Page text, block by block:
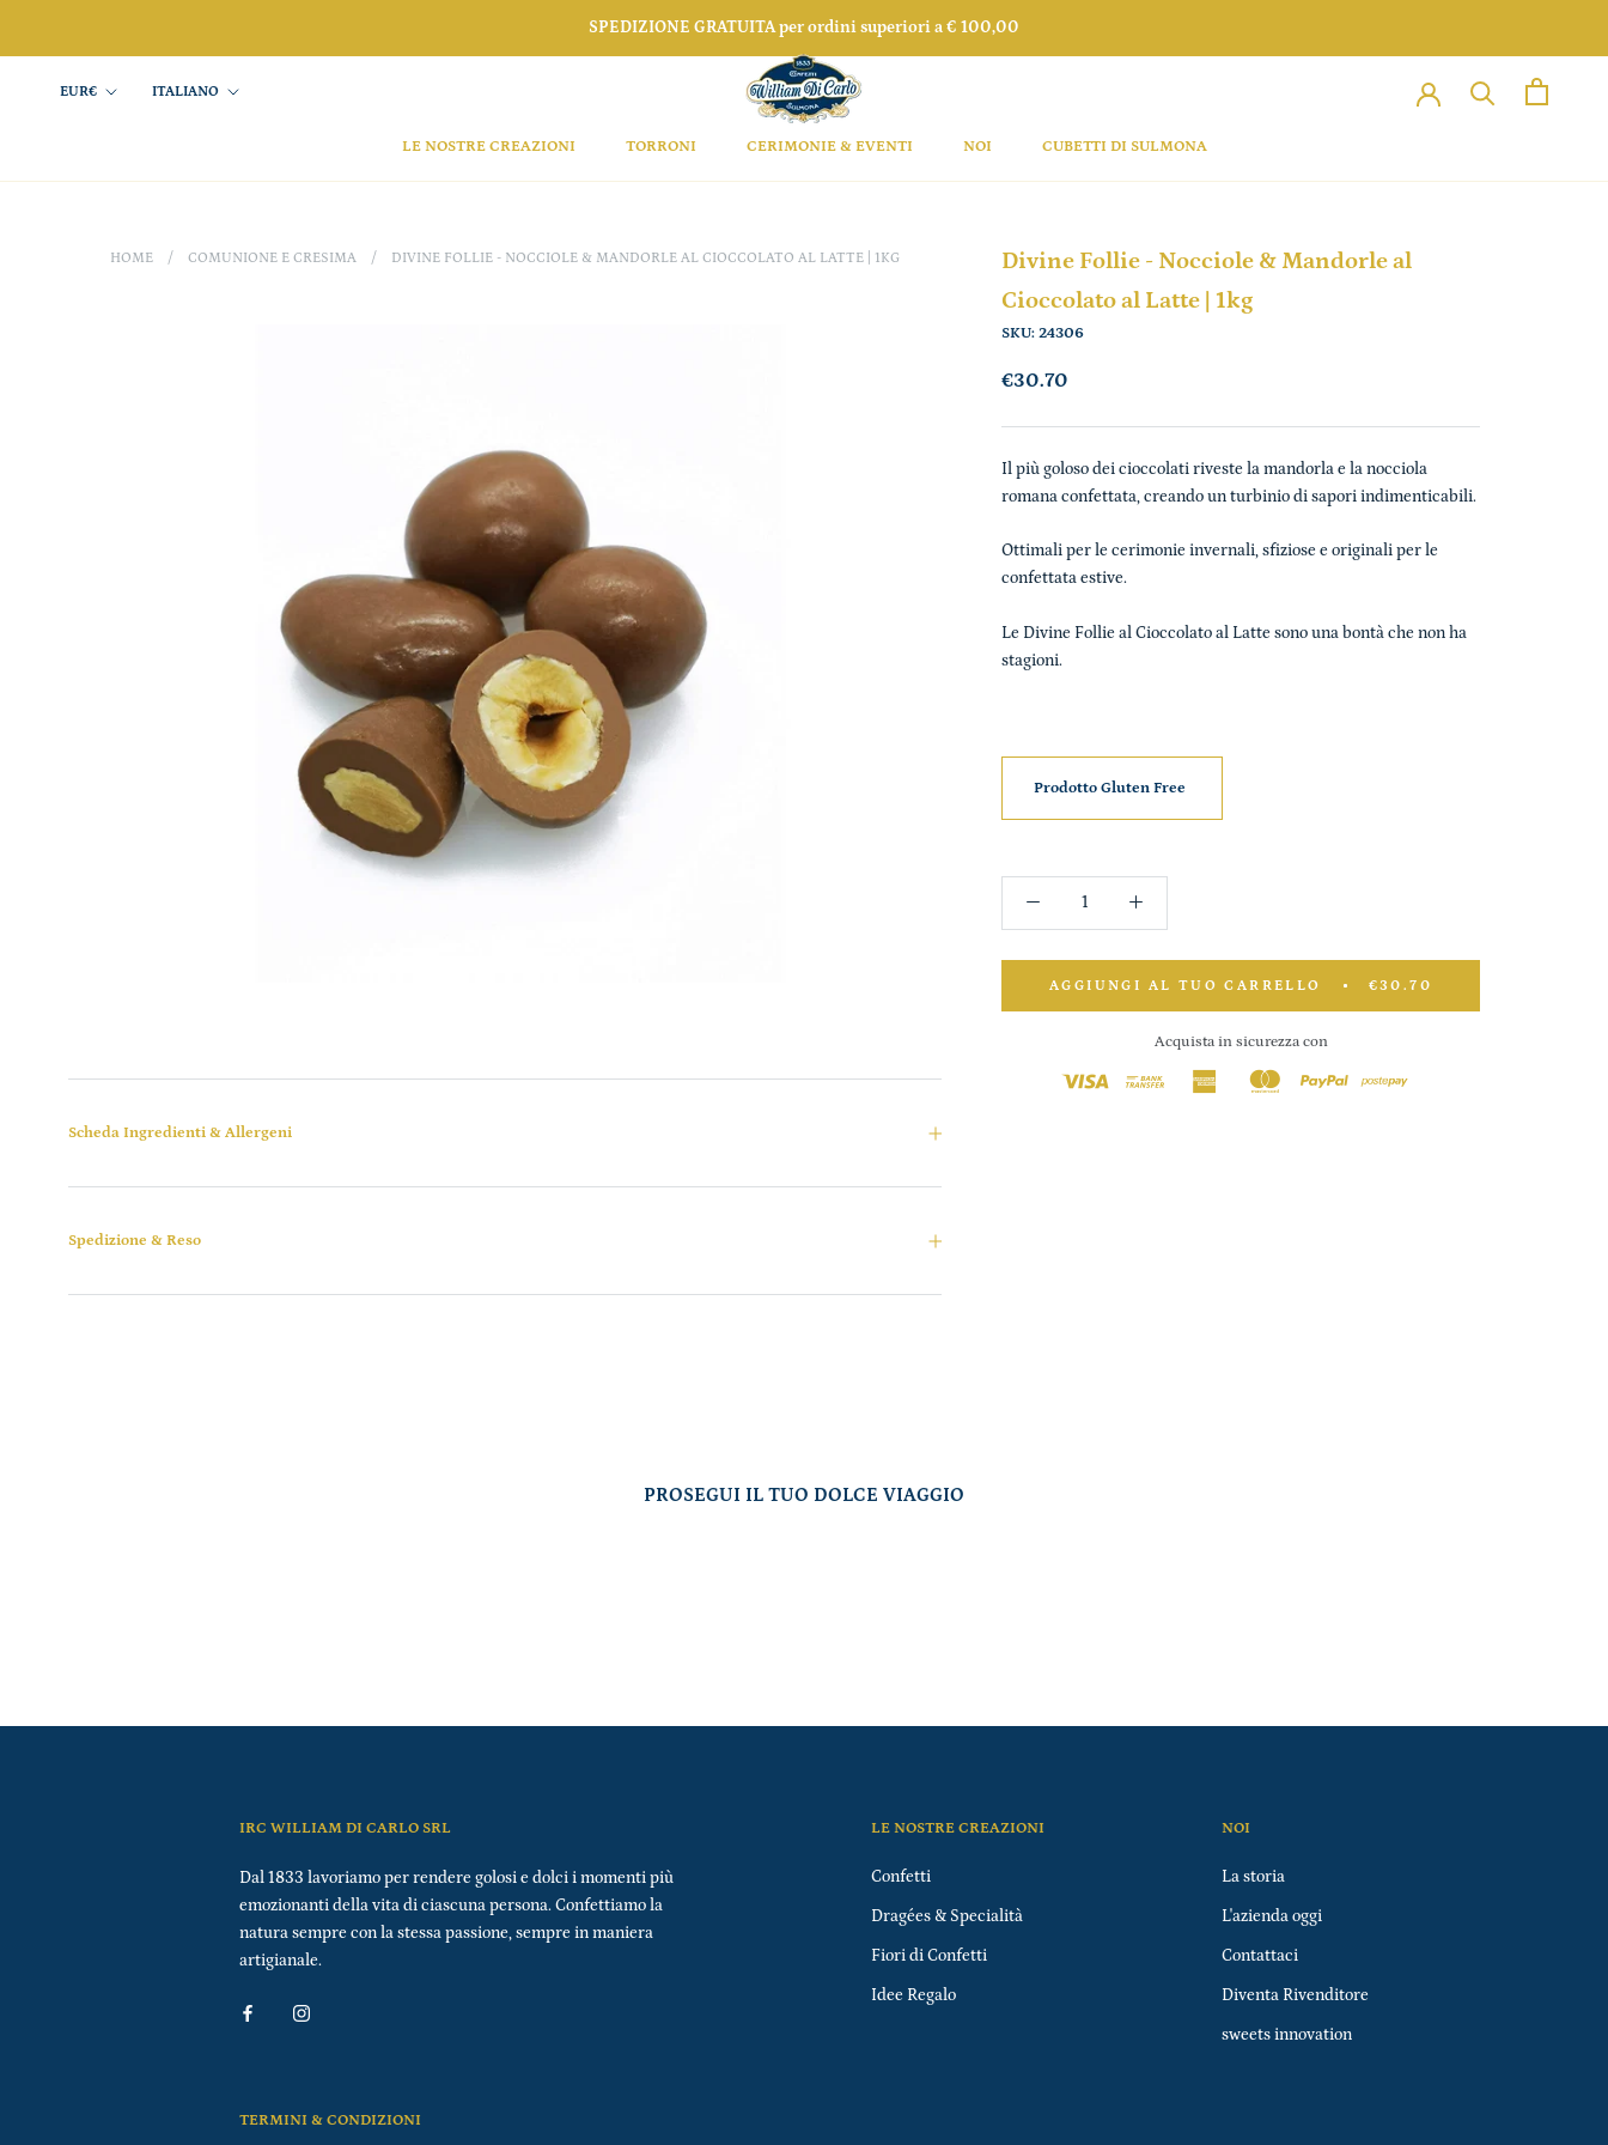
SPEDIZIONE GRATUITA per ordini superiori a € 100,00
LE NOSTRE CREAZIONI TORRONI CERIMONIE & EVENTI NOI CUBETTI DI SULMONA
Valuta
EUR€ Lingua
ITALIANO
HOME / COMUNIONE E CRESIMA / DIVINE FOLLIE - NOCCIOLE & MANDORLE AL CIOCCOLATO AL LATTE | 1KG
Divine Follie - Nocciole & Mandorle al
Cioccolato al Latte | 1kg
SKU: 24306
€30.70
Il più goloso dei cioccolati riveste la mandorla e la nocciola
romana confettata, creando un turbinio di sapori indimenticabili.
Ottimali per le cerimonie invernali, sfiziose e originali per le
confettata estive.
Le Divine Follie al Cioccolato al Latte sono una bontà che non ha
stagioni.
Prodotto Gluten Free
AGGIUNGI AL TUO CARRELLO €30.70
Acquista in sicurezza con
Scheda Ingredienti & Allergeni
Spedizione & Reso
PROSEGUI IL TUO DOLCE VIAGGIO
IRC WILLIAM DI CARLO SRL
Dal 1833 lavoriamo per rendere golosi e dolci i momenti più
emozionanti della vita di ciascuna persona. Confettiamo la
natura sempre con la stessa passione, sempre in maniera
artigianale.
LE NOSTRE CREAZIONI
Confetti
Dragées & Specialità
Fiori di Confetti
Idee Regalo
NOI
La storia
L'azienda oggi
Contattaci
Diventa Rivenditore
sweets innovation
TERMINI & CONDIZIONI